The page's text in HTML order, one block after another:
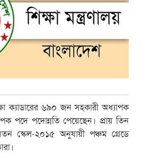
ক্যাডারের ৬৯০ জন সহকারী অধ্যাপক
পদে পদোন্নতি পেয়েছেন। প্রায় তিন
স্কেল-২০১৫ অনুযায়ী পঞ্চম গ্রেডে